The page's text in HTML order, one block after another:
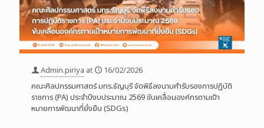
Admin.piriya at
16/02/2026
คณะศิลปกรรมศาสตร์ มทร.ธัญบุรี จัดพิธีลงนามคำรับรองการปฏิบัติ
ราชการ (PA) ประจำปีงบประมาณ 2569 ขับเคลื่อนองค์กรตามเป้า
หมายการพัฒนาที่ยั่งยืน (SDGs)